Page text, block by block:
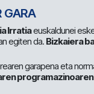
GARA
Irratiaeuskaldunei
egiten da. Bizkaiera
garapena eta